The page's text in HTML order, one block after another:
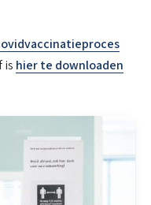
is hier te downloaden